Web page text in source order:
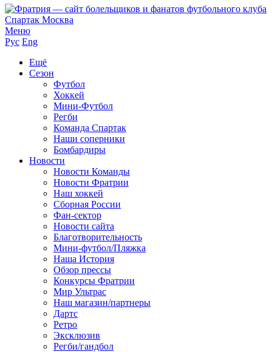
Меню
Рус Eng
Ещё
Сезон
Футбол
Хоккей
Мини-Футбол
Регби
Команда Спартак
Наши соперники
Бомбардиры
Новости
Новости Команды
Новости Фратрии
Наш хоккей
Сборная России
Фан-cектор
Новости сайта
Благотворительность
Мини-футбол/Пляжка
Наша История
Обзор прессы
Конкурсы Фратрии
Мир Ультрас
Наш магазин/партнеры
Дартс
Ретро
Эксклюзив
Регби/гандбол